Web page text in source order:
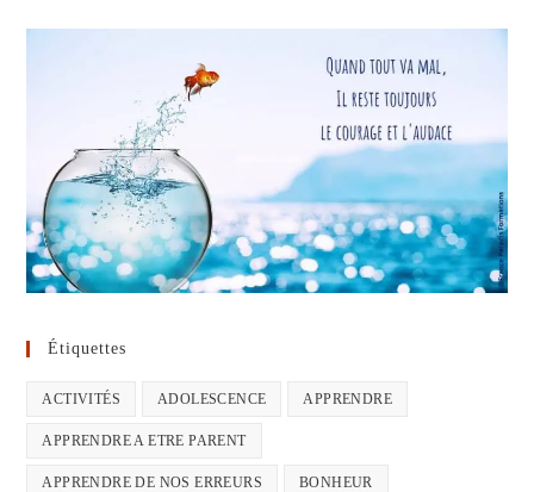
Étiquettes
ACTIVITÉS ADOLESCENCE APPRENDRE
APPRENDRE A ETRE PARENT
APPRENDRE DE NOS ERREURS BONHEUR